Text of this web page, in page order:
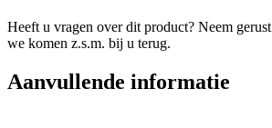
Heeft u vragen over dit product? Neem gerust
we komen z.s.m. bij u terug.
Aanvullende informatie